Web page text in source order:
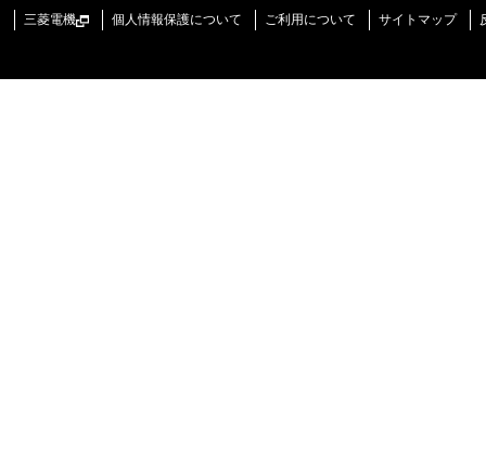
三菱電機 個人情報保護について ご利用について サイトマップ